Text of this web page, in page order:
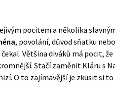
pocitem a několika
, povolání, důvod sňatku
Většina diváků má pocit,
Stačí zaměnit Kláru s
O to zajímavější je zkusit si to